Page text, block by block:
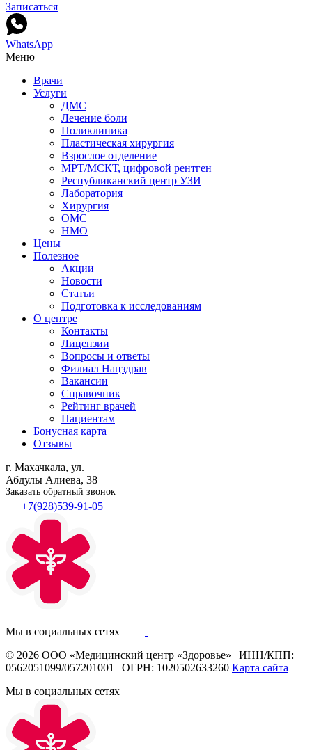
Записаться
WhatsApp
Меню
Врачи
Услуги
ДМС
Лечение боли
Поликлиника
Пластическая хирургия
Взрослое отделение
МРТ/МСКТ, цифровой рентген
Республиканский центр УЗИ
Лаборатория
Хирургия
ОМС
НМО
Цены
Полезное
Акции
Новости
Статьи
Подготовка к исследованиям
О центре
Контакты
Лицензии
Вопросы и ответы
Филиал Нацздрав
Вакансии
Справочник
Рейтинг врачей
Пациентам
Бонусная карта
Отзывы
г. Махачкала, ул.
Абдулы Алиева, 38
Заказать обратный звонок
+7(928)539-91-05
Мы в социальных сетях
© 2026 ООО «Медицинский центр «Здоровье» | ИНН/КПП:
0562051099/057201001 | ОГРН: 1020502633260 Карта сайта
Мы в социальных сетях